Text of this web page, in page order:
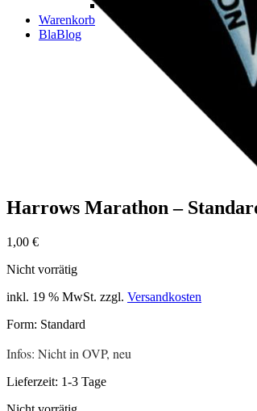
Warenkorb
BlaBlog
Harrows Marathon –
1,00 €
Nicht vorrätig
inkl. 19 % MwSt. zzgl. Versandkosten
Form: Standard
Infos: Nicht in OVP, neu
Lieferzeit: 1-3 Tage